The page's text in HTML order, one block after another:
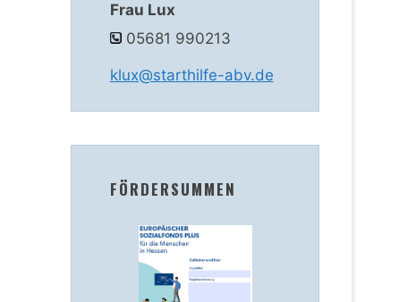
Frau Lux
05681 990213
klux@starthilfe-abv.de
FÖRDERSUMMEN